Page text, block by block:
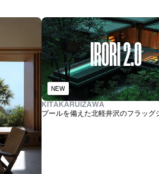
IRORI 2.0
NEW
KITAKARUIZAWA
プールを備えた北軽井沢のフラッグ